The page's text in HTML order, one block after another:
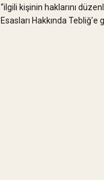
“ilgili kişinin haklarını
Esasları Hakkında